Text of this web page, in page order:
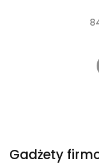
Gadżety